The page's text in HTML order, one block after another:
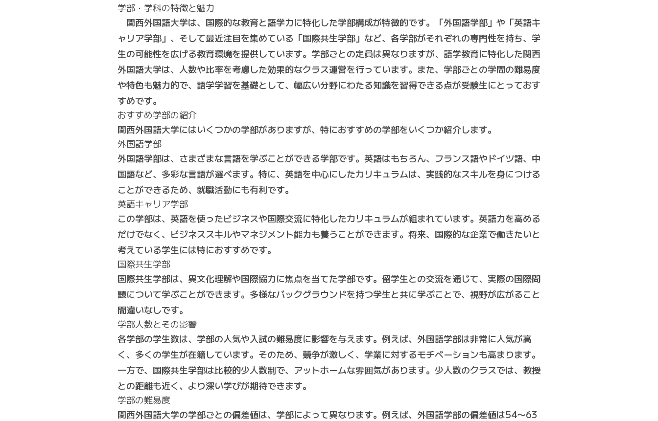
学部・学科の特徴と魅力
関西外国語大学は、国際的な教育と語学力に特化した学部構成が特徴的です。「外国語学部」や「英語キ
ャリア学部」、そして最近注目を集めている「国際共生学部」など、各学部がそれぞれの専門性を持ち、学
生の可能性を広げる教育環境を提供しています。学部ごとの定員は異なりますが、語学教育に特化した関西
外国語大学は、人数や比率を考慮した効果的なクラス運営を行っています。また、学部ごとの学問の難易度
や特色も魅力的で、語学学習を基礎として、幅広い分野にわたる知識を習得できる点が受験生にとっておす
すめです。
おすすめ学部の紹介
関西外国語大学にはいくつかの学部がありますが、特におすすめの学部をいくつか紹介します。
外国語学部
外国語学部は、さまざまな言語を学ぶことができる学部です。英語はもちろん、フランス語やドイツ語、中
国語など、多彩な言語が選べます。特に、英語を中心にしたカリキュラムは、実践的なスキルを身につける
ことができるため、就職活動にも有利です。
英語キャリア学部
この学部は、英語を使ったビジネスや国際交流に特化したカリキュラムが組まれています。英語力を高める
だけでなく、ビジネススキルやマネジメント能力も養うことができます。将来、国際的な企業で働きたいと
考えている学生には特におすすめです。
国際共生学部
国際共生学部は、異文化理解や国際協力に焦点を当てた学部です。留学生との交流を通じて、実際の国際問
題について学ぶことができます。多様なバックグラウンドを持つ学生と共に学ぶことで、視野が広がること
間違いなしです。
学部人数とその影響
各学部の学生数は、学部の人気や入試の難易度に影響を与えます。例えば、外国語学部は非常に人気が高
く、多くの学生が在籍しています。そのため、競争が激しく、学業に対するモチベーションも高まります。
一方で、国際共生学部は比較的少人数制で、アットホームな雰囲気があります。少人数のクラスでは、教授
との距離も近く、より深い学びが期待できます。
学部の難易度
関西外国語大学の学部ごとの偏差値は、学部によって異なります。例えば、外国語学部の偏差値は54〜63